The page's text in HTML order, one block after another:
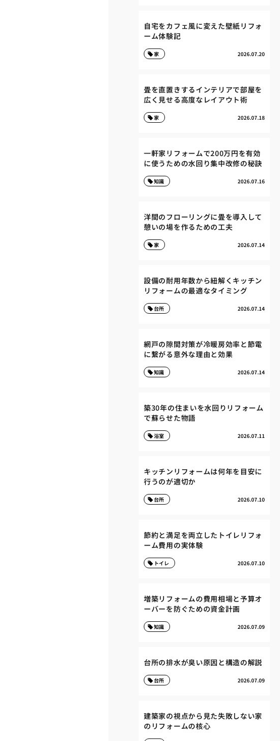
自宅をカフェ風に変えた壁紙リフォ
ーム体験記
2026.07.20
家
畳を直置きするインテリアで部屋を
広く見せる高度なレイアウト術
2026.07.18
家
一軒家リフォームで200万円を有効
に使うための水回り集中改修の秘訣
2026.07.16
知識
洋間のフローリングに畳を導入して
憩いの場を作るための工夫
2026.07.14
家
設備の耐用年数から紐解くキッチン
リフォームの最適なタイミング
2026.07.14
台所
網戸の隙間対策が冷暖房効率と節電
に繋がる意外な理由と効果
2026.07.14
知識
築30年の住まいを水回りリフォーム
で蘇らせた物語
2026.07.11
浴室
キッチンリフォームは何年を目安に
行うのが適切か
2026.07.10
台所
節約と満足を両立したトイレリフォ
ーム費用の実体験
2026.07.10
トイレ
増築リフォームの費用相場と予算オ
ーバーを防ぐための資金計画
2026.07.09
知識
台所の排水が臭い原因と構造の解説
2026.07.09
台所
建築家の視点から見た失敗しない家
のリフォームの核心